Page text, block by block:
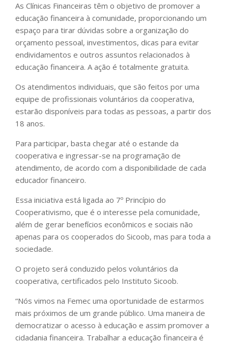
As Clínicas Financeiras têm o objetivo de promover a
educação financeira à comunidade, proporcionando um
espaço para tirar dúvidas sobre a organização do
orçamento pessoal, investimentos, dicas para evitar
endividamentos e outros assuntos relacionados à
educação financeira. A ação é totalmente gratuita.
Os atendimentos individuais, que são feitos por uma
equipe de profissionais voluntários da cooperativa,
estarão disponíveis para todas as pessoas, a partir dos
18 anos.
Para participar, basta chegar até o estande da
cooperativa e ingressar-se na programação de
atendimento, de acordo com a disponibilidade de cada
educador financeiro.
Essa iniciativa está ligada ao 7º Princípio do
Cooperativismo, que é o interesse pela comunidade,
além de gerar benefícios econômicos e sociais não
apenas para os cooperados do Sicoob, mas para toda a
sociedade.
O projeto será conduzido pelos voluntários da
cooperativa, certificados pelo Instituto Sicoob.
“Nós vimos na Femec uma oportunidade de estarmos
mais próximos de um grande público. Uma maneira de
democratizar o acesso à educação e assim promover a
cidadania financeira. Trabalhar a educação financeira é